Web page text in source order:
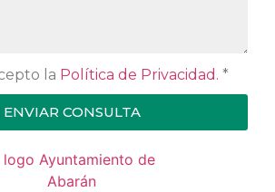
la Política de Privacidad. *
ENVIAR CONSULTA